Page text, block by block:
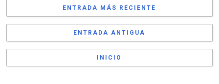
ENTRADA MÁS RECIENTE
ENTRADA ANTIGUA
INICIO